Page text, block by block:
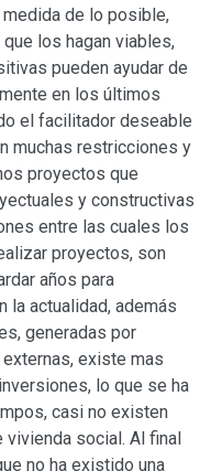
de lo posible,
los hagan viables,
pueden ayudar de
en los últimos
el facilitador deseable
muchas restricciones y
proyectos que
y constructivas
entre las cuales los
proyectos, son
años para
la actualidad, además
generadas por
existe mas
lo que se ha
casi no existen
social. Al final
no ha existido una